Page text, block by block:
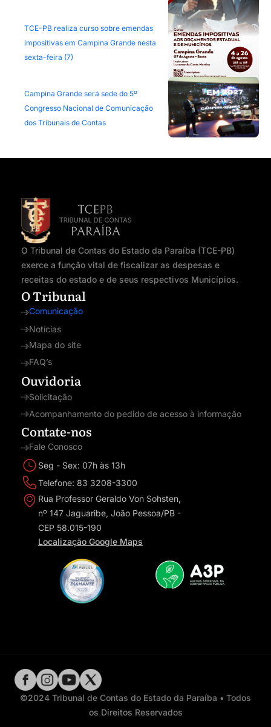
TCE-PB realiza curso sobre emendas
impositivas em Campina Grande nesta
sexta-feira (7)
Campina Grande será sede do 5º
Congresso Nacional de Comunicação
dos Tribunais de Contas
O Tribunal de Contas do Estado da Paraíba (TCE-PB)
exerce a função vital de fiscalizar as despesas e
receitas do estado e de seus respectivos Municípios.
O Tribunal
Comunicação
Notícias
Mapa do site
FAQ’s
Ouvidoria
Solicitação
Acompanhamento do pedido de acesso à informação
Contate-nos
Fale Conosco
Seg - Sex: 07h às 13h
Telefone: 83 3208-3300
Rua Professor Geraldo Von Sohsten,
nº 147 Jaguaribe, João Pessoa/PB -
CEP 58.015-190
Localização Google Maps
©2024 Tribunal de Contas do Estado da Paraíba • Todos
os Direitos Reservados